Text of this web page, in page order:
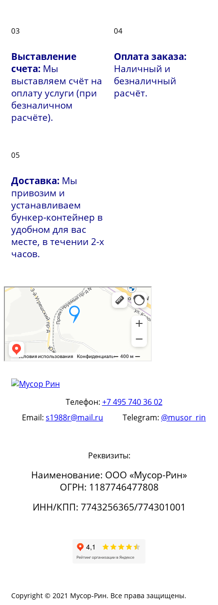
03
Выставление
счета: Мы
выставляем счёт на
оплату услуги (при
безналичном
расчёте).
04
Оплата заказа:
Наличный и
безналичный
расчёт.
05
Доставка: Мы
привозим и
устанавливаем
бункер-контейнер в
удобном для вас
месте, в течении 2-х
часов.
Телефон: +7 495 740 36 02
Email: s1988r@mail.ru Telegram: @musor_rin
Реквизиты:
Наименование: ООО «Мусор-Рин»
ОГРН: 1187746477808
ИНН/КПП: 7743256365/774301001
Copyright © 2021 Мусор-Рин. Все права защищены.